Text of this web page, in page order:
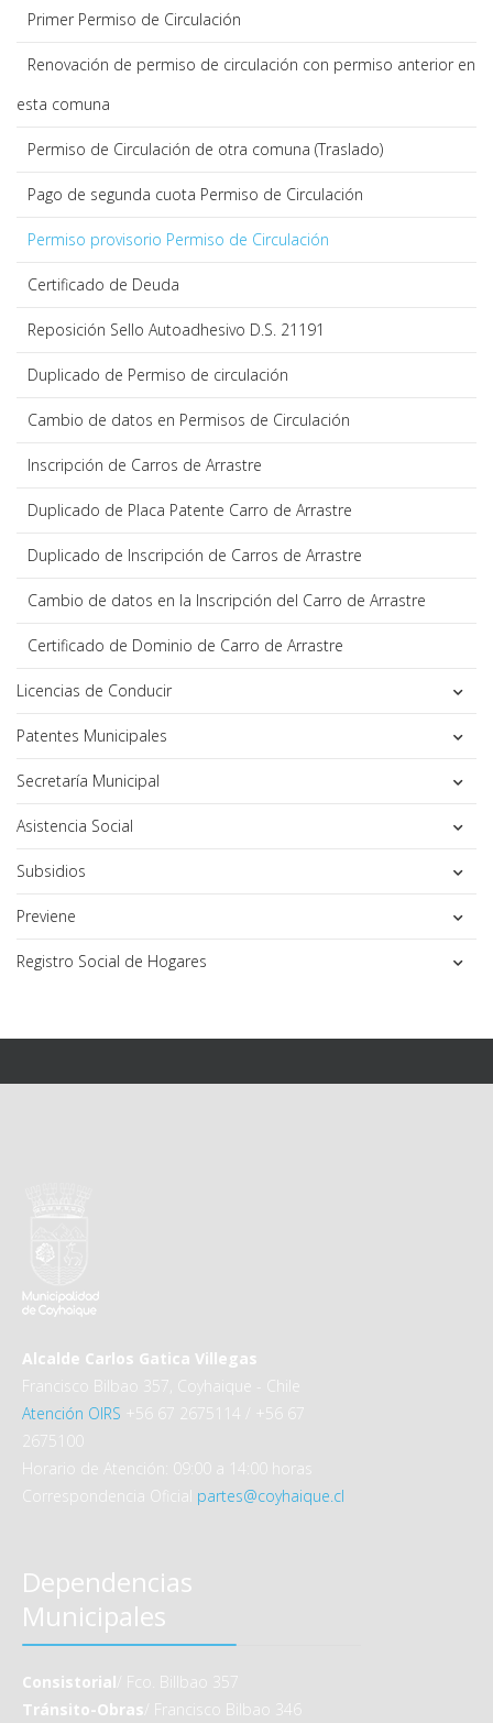
Primer Permiso de Circulación
Renovación de permiso de circulación con permiso anterior en
esta comuna
Permiso de Circulación de otra comuna (Traslado)
Pago de segunda cuota Permiso de Circulación
Permiso provisorio Permiso de Circulación
Certificado de Deuda
Reposición Sello Autoadhesivo D.S. 21191
Duplicado de Permiso de circulación
Cambio de datos en Permisos de Circulación
Inscripción de Carros de Arrastre
Duplicado de Placa Patente Carro de Arrastre
Duplicado de Inscripción de Carros de Arrastre
Cambio de datos en la Inscripción del Carro de Arrastre
Certificado de Dominio de Carro de Arrastre
Licencias de Conducir
Patentes Municipales
Secretaría Municipal
Asistencia Social
Subsidios
Previene
Registro Social de Hogares
Alcalde Carlos Gatica Villegas
Francisco Bilbao 357, Coyhaique - Chile
Atención OIRS +56 67 2675114 / +56 67
2675100
Horario de Atención: 09:00 a 14:00 horas
Correspondencia Oficial partes@coyhaique.cl
Dependencias
Municipales
Consistorial / Fco. Billbao 357
Tránsito-Obras / Francisco Bilbao 346